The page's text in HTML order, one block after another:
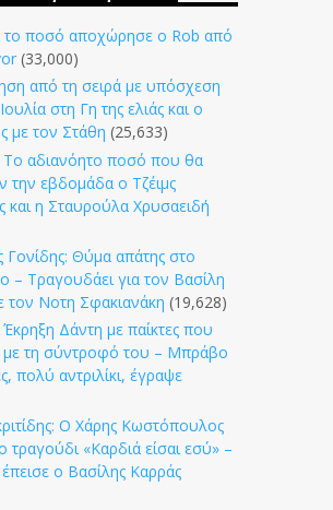
ποσό αποχώρησε ο Rob από
(33,000)
από τη σειρά με υπόσχεση
στη Γη της ελιάς και ο
με τον Στάθη (25,633)
Το αδιανόητο ποσό που θα
την εβδομάδα ο Τζέιμς
και η Σταυρούλα Χρυσαειδή
Γονίδης: Θύμα απάτης στο
– Τραγουδάει για τον Βασίλη
τον Νοτη Σφακιανάκη (19,628)
Δάντη με παίκτες που
με τη σύντροφό του – Μπράβο
πολύ αντριλίκι, έγραψε
Ο Χάρης Κωστόπουλος
τραγούδι «Καρδιά είσαι εσύ» –
ο Βασίλης Καρράς